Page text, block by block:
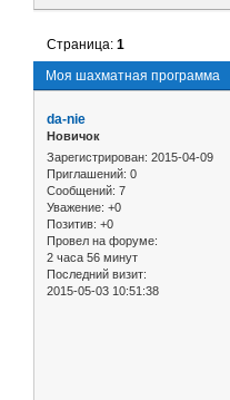
Моя шахматная программа
Страница:1
da-nie
Новичок
Зарегистрирован: 2015-04-09
Приглашений: 0
Сообщений: 7
Уважение: +0
Позитив: +0
Провел на форуме:
2 часа 56 минут
Последний визит:
2015-05-03 10:51:38